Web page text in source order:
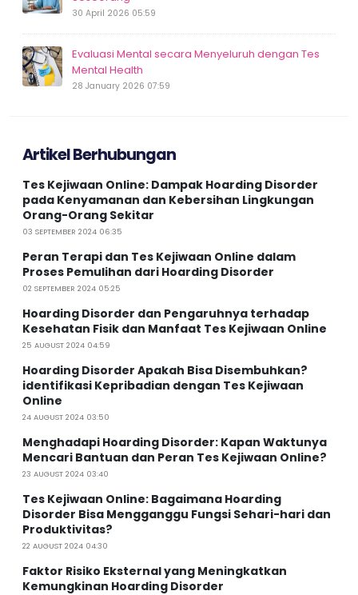
30 April 2026 05:59
Evaluasi Mental secara Menyeluruh dengan Tes
Mental Health
28 January 2026 07:59
Artikel Berhubungan
Tes Kejiwaan Online: Dampak Hoarding Disorder
pada Kenyamanan dan Kebersihan Lingkungan
Orang-Orang Sekitar
03 SEPTEMBER 2024 06:35
Peran Terapi dan Tes Kejiwaan Online dalam
Proses Pemulihan dari Hoarding Disorder
02 SEPTEMBER 2024 05:25
Hoarding Disorder dan Pengaruhnya terhadap
Kesehatan Fisik dan Manfaat Tes Kejiwaan Online
25 AUGUST 2024 04:59
Hoarding Disorder Apakah Bisa Disembuhkan?
identifikasi Kepribadian dengan Tes Kejiwaan
Online
24 AUGUST 2024 03:50
Menghadapi Hoarding Disorder: Kapan Waktunya
Mencari Bantuan dan Peran Tes Kejiwaan Online?
23 AUGUST 2024 03:40
Tes Kejiwaan Online: Bagaimana Hoarding
Disorder Bisa Mengganggu Fungsi Sehari-hari dan
Produktivitas?
22 AUGUST 2024 04:30
Faktor Risiko Eksternal yang Meningkatkan
Kemungkinan Hoarding Disorder